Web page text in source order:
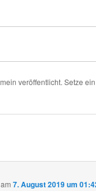
veröffentlicht. Setze
am7. August 2019 um